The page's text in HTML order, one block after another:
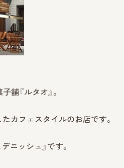
舗『ルタオ』。
たカフェスタイルのお店です。
ニッシュ』です。